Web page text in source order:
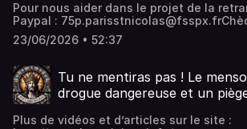
Pour nous aider dans le projet de la
Paypal :
Fraternité Sacerdotale Saint-Pie XIBAN :
0000 0502 7872 952Prieuré Sainte
bénisse.
23/06/2026 • 52:37
Tu ne mentiras pas ! Le
drogue dangereuse et un
Plus de vidéos et d’articles sur le site :